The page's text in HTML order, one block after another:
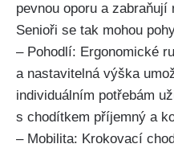
pevnou oporu a
Senioři se tak mohou
– Pohodlí: Ergonomické
a nastavitelná výška
individuálním potřebám
s chodítkem příjemný a
– Mobilita: Krokovací